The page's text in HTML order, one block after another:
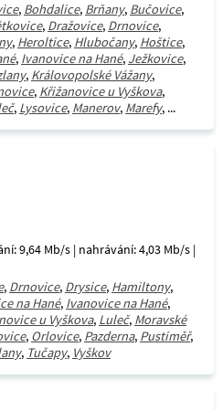
, Bohdalice, Brňany, Bučovice,
, Dražovice, Drnovice,
, Heroltice, Hlubočany, Hoštice,
, Ivanovice na Hané, Ježkovice,
, Královopolské Vážany,
, Křižanovice u Vyškova,
, Lysovice, Manerov, Marefy, ...
9,64 Mb/s | nahrávání: 4,03 Mb/s |
, Drnovice, Drysice, Hamiltony,
na Hané, Ivanovice na Hané,
u Vyškova, Luleč, Moravské
, Orlovice, Pazderna, Pustiměř,
, Tučapy, Vyškov